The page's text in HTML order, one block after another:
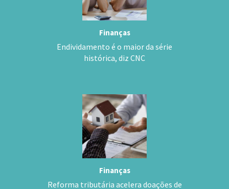
Finanças
Endividamento é o maior da série
histórica, diz CNC
Finanças
Reforma tributária acelera doações de